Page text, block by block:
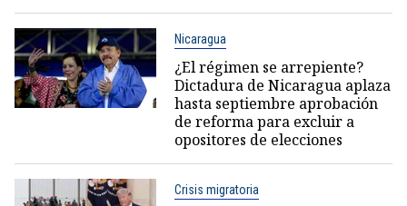
Nicaragua
¿El régimen se arrepiente?
Dictadura de Nicaragua aplaza
hasta septiembre aprobación
de reforma para excluir a
opositores de elecciones
Crisis migratoria